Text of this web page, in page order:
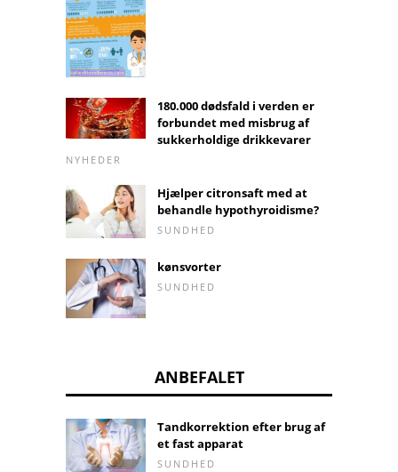
180.000 dødsfald i verden er
forbundet med misbrug af
sukkerholdige drikkevarer
NYHEDER
Hjælper citronsaft med at
behandle hypothyroidisme?
SUNDHED
kønsvorter
SUNDHED
ANBEFALET
Tandkorrektion efter brug af
et fast apparat
SUNDHED